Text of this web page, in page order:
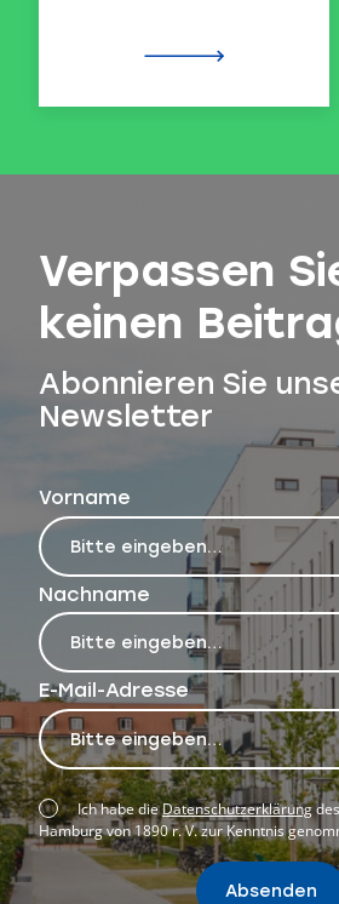
Verpassen
keinen
Abonnieren Sie
Newsletter
Vorname
Nachname
E-Mail-Adresse
Ich habe dieDatenschutzerklärung
Hamburg von 1890 r. V. zur Kenntnis
Absenden